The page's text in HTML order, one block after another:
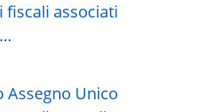
fiscali associati